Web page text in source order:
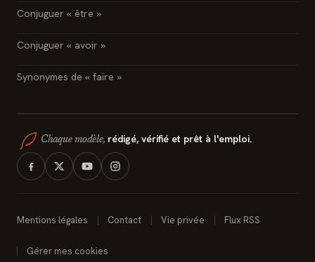
Conjuguer « être »
Conjuguer « avoir »
Synonymes de « faire »
Chaque modèle, rédigé, vérifié et prêt à l'emploi.
Mentions légales Contact Vie privée Flux RSS
Gérer mes cookies